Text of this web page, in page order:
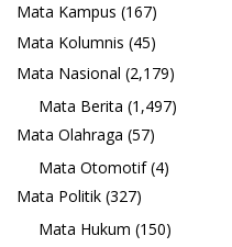
Mata Kampus (167)
Mata Kolumnis (45)
Mata Nasional (2,179)
Mata Berita (1,497)
Mata Olahraga (57)
Mata Otomotif(4)
Mata Politik (327)
Mata Hukum (150)